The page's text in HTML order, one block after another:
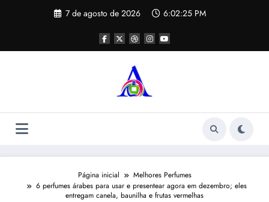
7 de agosto de 2026 6:02:26 PM
Página inicial
Melhores Perfumes
6 perfumes árabes para usar e presentear agora em dezembro; eles
entregam canela, baunilha e frutas vermelhas